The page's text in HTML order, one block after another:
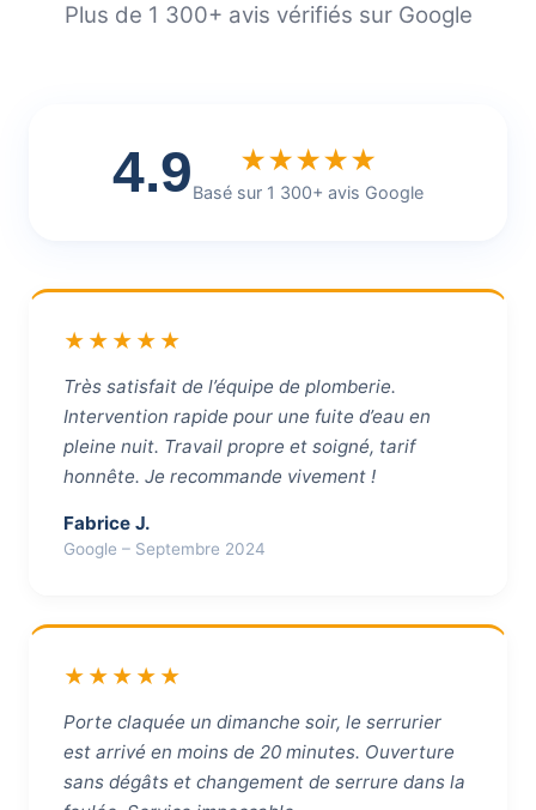
Plus de 1 300+ avis vérifiés sur Google
4.9 ★★★★★
Basé sur 1 300+ avis Google
★★★★★
Très satisfait de l’équipe de plomberie.
Intervention rapide pour une fuite d’eau en
pleine nuit. Travail propre et soigné, tarif
honnête. Je recommande vivement !
Fabrice J.
Google – Septembre 2024
★★★★★
Porte claquée un dimanche soir, le serrurier
est arrivé en moins de 20 minutes. Ouverture
sans dégâts et changement de serrure dans la